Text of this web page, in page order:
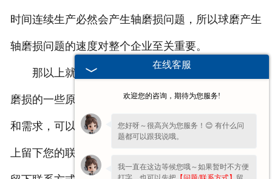
时间连续生产必然会产生轴磨损问题，所以球磨产生
轴磨损问题的速度对整个企业至关重要。
那以上就是我们卧式磨球机厂家和大家分享的轴
磨损的一些原因了，大家可以了解一下，有什么疑问
和需求，可以随时咨询联系我们！也可以直接在网站
上留下您的联系方式，我们会及时与您联系！切记要
在线客服
欢迎您的咨询，期待为您服务!
您好呀～很高兴为您服务！😊 有什么问
题都可以跟我说哦。
我一直在这边等候您哦～如果暂时不方便